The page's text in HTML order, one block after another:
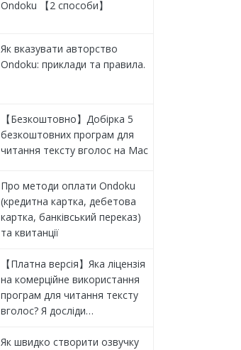
Ondoku 【2 способи】
Як вказувати авторство
Ondoku: приклади та правила.
【Безкоштовно】Добірка 5
безкоштовних програм для
читання тексту вголос на Mac
Про методи оплати Ondoku
(кредитна картка, дебетова
картка, банківський переказ)
та квитанції
【Платна версія】Яка ліцензія
на комерційне використання
програм для читання тексту
вголос? Я досліди…
Як швидко створити озвучку